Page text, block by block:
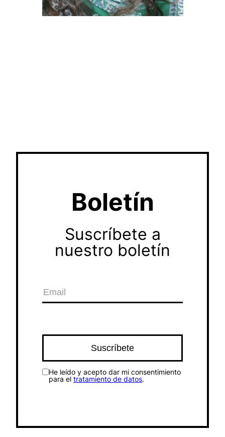
Boletín
Suscríbete a
nuestro boletín
He leído y acepto dar mi consentimiento
para el tratamiento de datos.